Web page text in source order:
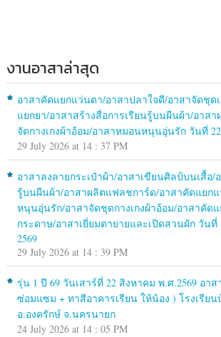
งานอาสาล่าสุด
อาสาคัดแยกแว่นตา/อาสาปลาใจดี/อาสาจัดชุด
แยกยา/อาสาสร้างสื่อการเรียนรู้บนผืนผ้า/อาส
จัดกางเกงผ้าอ้อม/อาสาหมอนหนุนอุ่นรัก วันที่
29 July 2026 at 14 : 37 PM
อาสาลงลายกระเป๋าผ้า/อาสาเขียนศิลป์บนเสื้อ/
รู้บนผืนผ้า/อาสาผลิตแฟลชการ์ด/อาสาคัดแยก
หนุนอุ่นรัก/อาสาจัดชุดกางเกงผ้าอ้อม/อาสาคัด
กระดาษ/อาสาเยี่ยมตายายและเปิดสวนผัก วันที่
2569
29 July 2026 at 14 : 39 PM
รุ่น 1 ปี 69 วันเสาร์ที่ 22 สิงหาคม พ.ศ.2569 อา
ซ่อมแซม + ทาสีอาคารเรียน ให้น้อง ) โรงเรีย
อ.องครักษ์ จ.นครนายก
24 July 2026 at 14 : 05 PM